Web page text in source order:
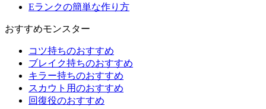
Eランクの簡単な作り方
おすすめモンスター
コツ持ちのおすすめ
ブレイク持ちのおすすめ
キラー持ちのおすすめ
スカウト用のおすすめ
回復役のおすすめ